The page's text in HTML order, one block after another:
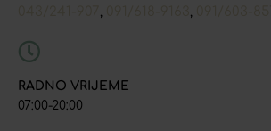
RADNO VRIJEME
07:00-20:00